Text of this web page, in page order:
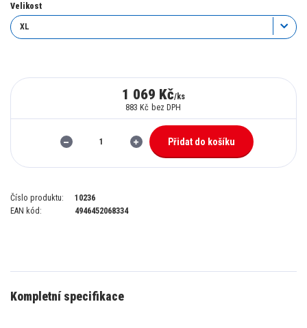
Velikost
1 069 Kč/ks
883 Kč bez DPH
Přidat do košíku
Číslo produktu:
10236
EAN kód:
4946452068334
Kompletní specifikace